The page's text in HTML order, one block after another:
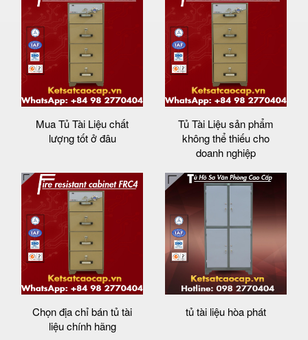
Mua Tủ Tài Liệu chất
lượng tốt ở đâu
Tủ Tài Liệu sản phẩm
không thể thiếu cho
doanh nghiệp
Chọn địa chỉ bán tủ tài
liệu chính hãng
tủ tài liệu hòa phát